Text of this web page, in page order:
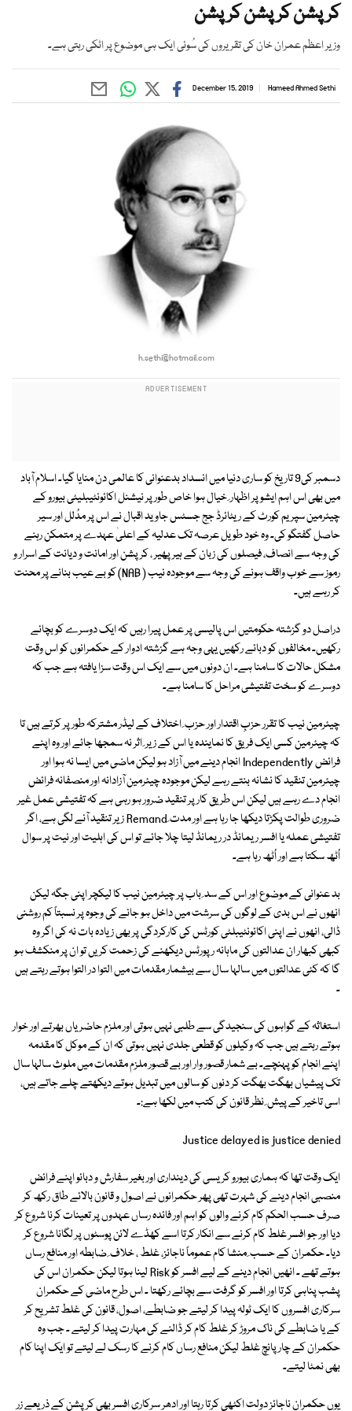
کرپشن کرپشن کرپشن
وزیر اعظم عمران خان کی تقریروں کی سُوئی ایک ہی موضوع پر اٹکی رہتی ہے۔
Hameed Ahmed Sethi
December 15, 2019
h.sethi@hotmail.com
دسمبر کی9 تاریخ کو ساری دنیا میں انسداد بدعنوانی کا عالمی دن منایا گیا۔ اسلام آباد
میں بھی اس اہم ایشو پر اظہار ِ خیال ہوا خاص طور پر نیشنل اکائونٹیبلیٹی بیورو کے
چیئرمین سپریم کورٹ کے ریٹائرڈ جج جسٹس جاوید اقبال نے اس پر مدُلل اور سیر
حاصل گفتگو کی۔ وہ خود طویل عرصہ تک عدلیہ کے اعلیٰ عہدے پر متمکن رہنے
کی وجہ سے انصاف، فیصلوں کی زبان کے ہیر پھیر ، کرپشن اور امانت و دیانت کے اسرار و
رموز سے خوب واقف ہونے کی وجہ سے موجودہ نیب ( NAB) کو بے عیب بنانے پر محنت
کر رہے ہیں۔
دراصل دو گزشتہ حکومتیں اس پالیسی پر عمل پیرا رہیں کہ ایک دوسرے کو بچائے
رکھیں۔ مخالفوں کو دبائے رکھیں یہی وجہ ہے گزشتہ ادوار کے حکمرانوں کو اس وقت
مشکل حالات کا سامنا ہے۔ ان دونوں میں سے ایک اس وقت سزا یافتہ ہے جب کہ
دوسرے کو سخت تفتیشی مراحل کا سامنا ہے۔
چیئرمین نیب کا تقرر حزبِ اقتدار اور حزب ِ اختلاف کے لیڈر مشترکہ طور پر کرتے ہیں تا
کہ چیئرمین کسی ایک فریق کا نمایندہ یا اس کے زیر ِ اثر نہ سمجھا جائے اور وہ اپنے
فرائض Independently انجام دینے میں آزاد ہو لیکن ماضی میں ایسا نہ ہوا اور
چیئرمین تنقید کا نشانہ بنتے رہے لیکن موجودہ چیئرمین آزادانہ اور منصفانہ فرائض
انجام دے رہے ہیں لیکن اس طریق کار پر تنقید ضرور ہو رہی ہے کہ تفتیشی عمل غیر
ضروری طوالت پکڑتا دیکھا جا رہا ہے اور مدت ِ Remand زیر تنقید آنے لگی ہے، اگر
تفتیشی عملہ یا افسر ریمانڈ در ریمانڈ لیتا چلا جائے تو اس کی اہلیت اور نیت پر سوال
اُٹھ سکتا ہے اور اُٹھ رہا ہے۔
بد عنوانی کے موضوع اور اس کے سد ِ باب پر چیئرمین نیب کا لیکچر اپنی جگہ لیکن
انھوں نے اس بدی کے لوگوں کی سرشت میں داخل ہو جانے کی وجوہ پر نسبتاً کم روشنی
ڈالی، انھوں نے اپنی اکائونٹیبلٹی کورٹس کی کارکردگی پر بھی زیادہ بات نہ کی اگر وہ
کبھی کبھار ان عدالتوں کی ماہانہ رپورٹس دیکھنے کی زحمت کریں تو ان پر منکشف ہو
گا کہ کئی عدالتوں میں سالہا سال سے بیشمار مقدمات میں التوا در التوا ہوتے رہتے ہیں
۔
استغاثہ کے گواہوں کی سنجیدگی سے طلبی نہیں ہوتی اور ملزم حاضریاں بھرتے اور خوار
ہوتے رہتے ہیں جب کہ وکیلوں کو قطعی جلدی نہیں ہوتی کہ ان کے موکل کا مقدمہ
اپنے انجام کو پہنچے۔ بے شمار قصور وار اور بے قصور ملزم مقدمات میں ملوث سالہا سال
تک پیشیاں بھگت بھگت کر دنوں کو سالوں میں تبدیل ہوتے دیکھتے چلے جاتے ہیں،
اسی تاخیر کے پیش ِ نظر قانون کی کتب میں لکھا ہے:۔
Justice delayed is justice denied
ایک وقت تھا کہ ہماری بیورو کریسی کی دینداری اور بغیر سفارش و دبائو اپنے فرائض
منصبی انجام دینے کی شہرت تھی پھر حکمرانوں نے اصول و قانون بالائے طاق رکھ کر
صرف حسب الحکم کام کرنے والوں کو اہم اور فائدہ رساں عہدوں پر تعینات کرنا شروع کر
دیا اور جو افسر غلط کام کرنے سے انکار کرتا اسے کھڈے لائن پوسٹوں پر لگانا شروع کر
دیا۔ حکمران کے حسب ِ منشا کام عموماً ناجائز، غلط ، خلاف ِ ضابطہ اور منافع رساں
ہوتے تھے ۔ انھیں انجام دینے کے لیے افسر کو Risk لینا ہوتا لیکن حکمران اس کی
پشب پناہی کرتا اور افسر کو گرفت سے بچائے رکھتا ۔ اس طرح ماضی کے حکمران
سرکاری افسروں کا ایک ٹولہ پیدا کر لیتے جو ضابطے، اصول، قانون کی غلط تشریح کر
کے یا ضابطے کی ناک مروڑ کر غلط کام کر ڈالنے کی مہارت پیدا کر لیتے ۔ جب وہ
حکمران کے چار پانچ غلط لیکن منافع رساں کام کرنے کا رسک لے لیتے تو ایک اپنا کام
بھی نمٹا لیتے۔
یوں حکمران ناجائز دولت اکٹھی کرتا رہتا اور ادھر سرکاری افسر بھی کرپشن کے ذریعے زر